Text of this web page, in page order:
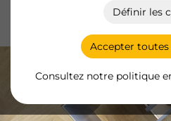
Définir les
Accepter toutes
Consultez notre politique
fonctionnalité avec des finitions